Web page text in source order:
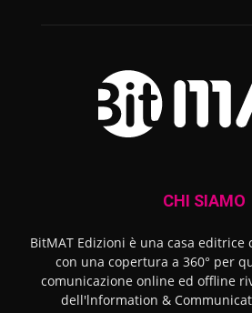
CHI SIAMO
BitMAT Edizioni è una casa editrice
con una copertura a 360° per
comunicazione online ed offline
dell'lnformation &